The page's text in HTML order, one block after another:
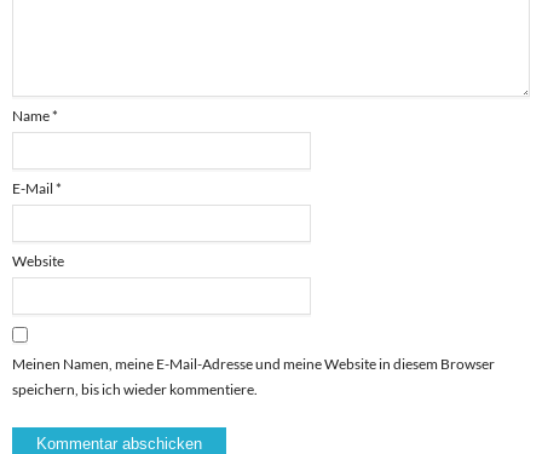
Name*
E-Mail *
Website
Meinen Namen, meine E-Mail-Adresse und meine Website in diesem Browser
speichern, bis ich wieder kommentiere.